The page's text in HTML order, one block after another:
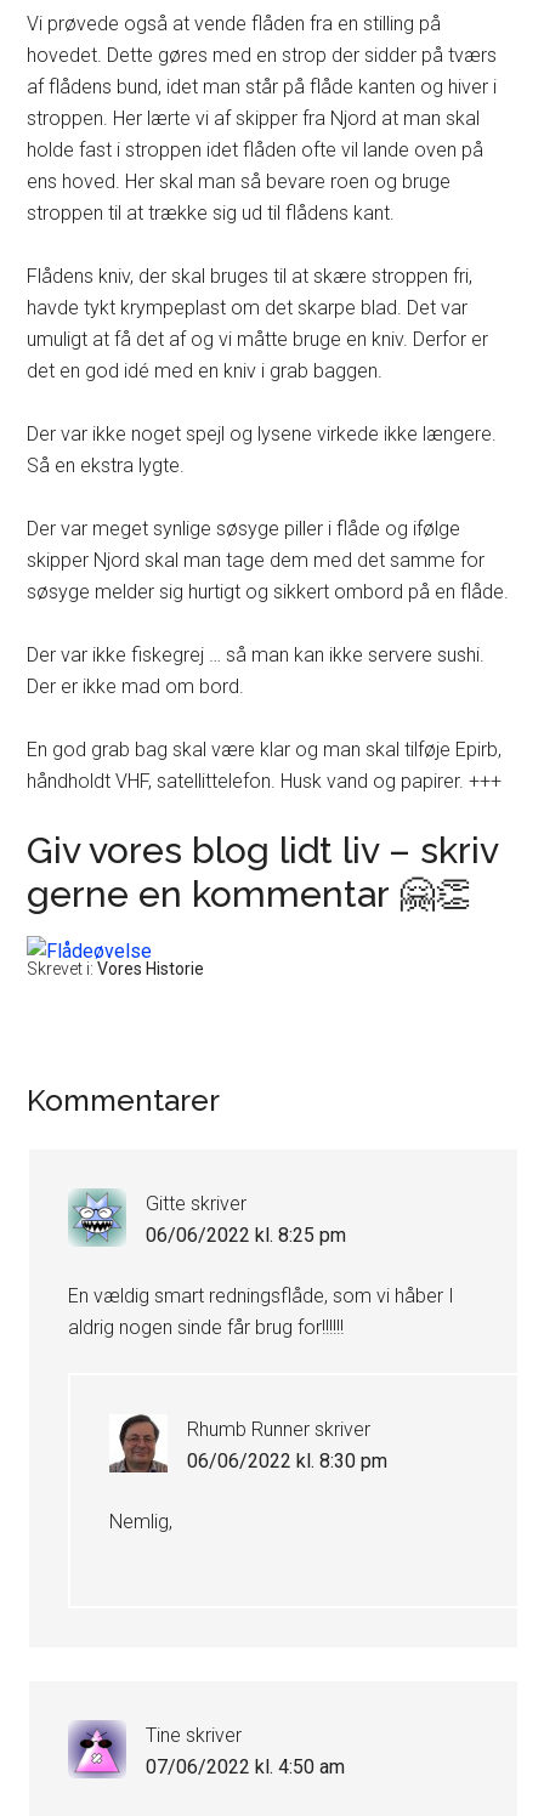
Vi prøvede også at vende flåden fra en stilling på
hovedet. Dette gøres med en strop der sidder på tværs
af flådens bund, idet man står på flåde kanten og hiver i
stroppen. Her lærte vi af skipper fra Njord at man skal
holde fast i stroppen idet flåden ofte vil lande oven på
ens hoved. Her skal man så bevare roen og bruge
stroppen til at trække sig ud til flådens kant.
Flådens kniv, der skal bruges til at skære stroppen fri,
havde tykt krympeplast om det skarpe blad. Det var
umuligt at få det af og vi måtte bruge en kniv. Derfor er
det en god idé med en kniv i grab baggen.
Der var ikke noget spejl og lysene virkede ikke længere.
Så en ekstra lygte.
Der var meget synlige søsyge piller i flåde og ifølge
skipper Njord skal man tage dem med det samme for
søsyge melder sig hurtigt og sikkert ombord på en flåde.
Der var ikke fiskegrej … så man kan ikke servere sushi.
Der er ikke mad om bord.
En god grab bag skal være klar og man skal tilføje Epirb,
håndholdt VHF, satellittelefon. Husk vand og papirer. +++
Giv vores blog lidt liv – skriv
gerne en kommentar 🤗👏
Skrevet i:Vores Historie
Læserinteraktioner
Kommentarer
Gitte skriver
06/06/2022 kl. 8:25 pm
En vældig smart redningsflåde, som vi håber I
aldrig nogen sinde får brug for!!!!!!
Rhumb Runner skriver
06/06/2022 kl. 8:30 pm
Nemlig,
Tine skriver
07/06/2022 kl. 4:50 am